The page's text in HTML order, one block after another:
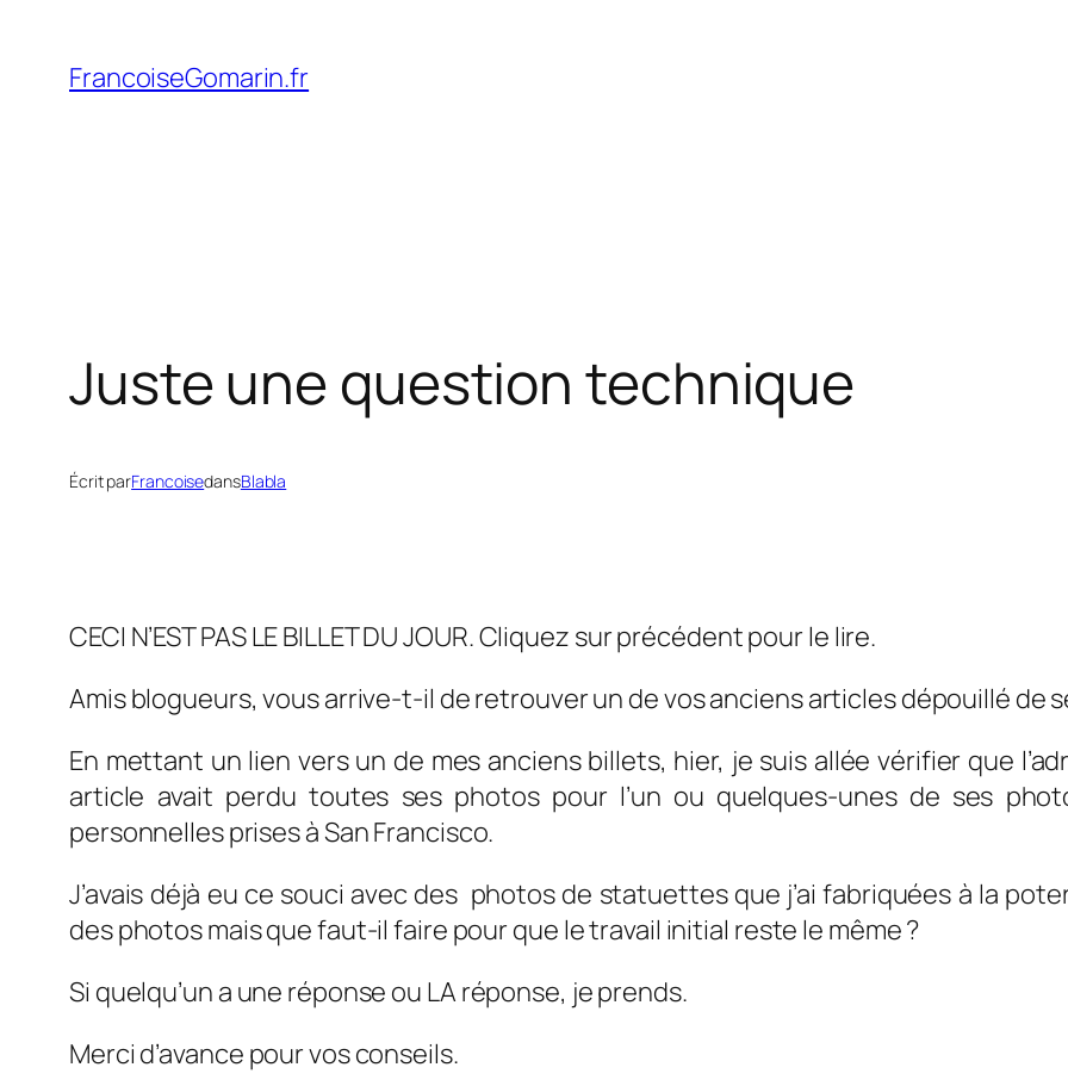
contenu
FrancoiseGomarin.fr
Juste une question technique
Écrit parFrancoisedansBlabla
CECI N’EST PAS LE BILLET DU JOUR. Cliquez sur précédent pour le lire.
Amis blogueurs, vous arrive-t-il de retrouver un de vos anciens articles dépouillé de
En mettant un lien vers un de mes anciens billets, hier, je suis allée vérifier que
article avait perdu toutes ses photos pour l’un ou quelques-unes de ses
personnelles prises à San Francisco.
J’avais déjà eu ce souci avec des photos de statuettes que j’ai fabriquées à la
des photos mais que faut-il faire pour que le travail initial reste le même ?
Si quelqu’un a une réponse ou LA réponse, je prends.
Merci d’avance pour vos conseils.